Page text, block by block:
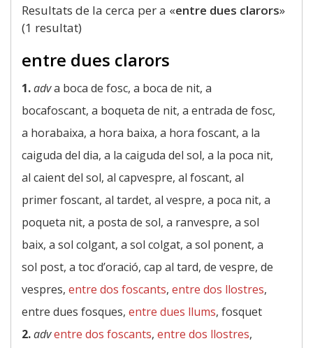
Resultats de la cerca per a «entre dues clarors»
(1 resultat)
entre dues clarors
1.adva boca de fosc, a boca de nit, a
bocafoscant, a boqueta de nit, a entrada de fosc,
a horabaixa, a hora baixa, a hora foscant, a la
caiguda del dia, a la caiguda del sol, a la poca nit,
al caient del sol, al capvespre, al foscant, al
primer foscant, al tardet, al vespre, a poca nit, a
poqueta nit, a posta de sol, a ranvespre, a sol
baix, a sol colgant, a sol colgat, a sol ponent, a
sol post, a toc d’oració, cap al tard, de vespre, de
vespres, entre dos foscants, entre dos llostres,
entre dues fosques, entre dues llums, fosquet
2.adventre dos foscants, entre dos llostres,